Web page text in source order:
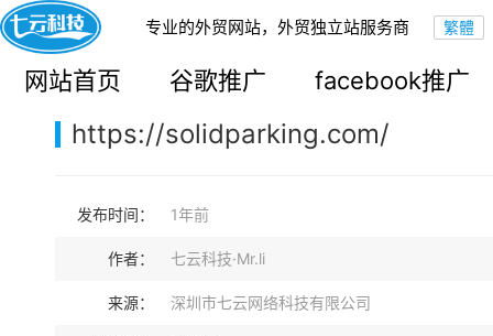
专业的外贸网站，外贸独立站服务商
网站首页 谷歌推广 facebook推广
您的当前位置： 网站首页>案例展示>B2B外贸独立站
https://solidparking.com/
发布时间： 1年前
作者： 七云科技·Mr.li
来源： 深圳市七云网络科技有限公司